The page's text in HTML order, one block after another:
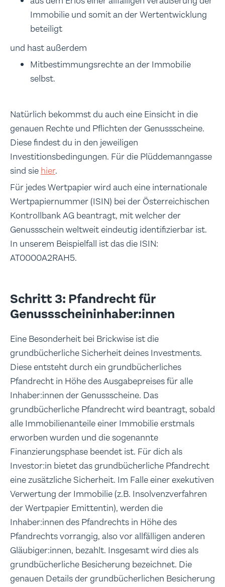
Immobilie und somit an der Wertentwicklung
beteiligt
und hast außerdem
Mitbestimmungsrechte an der Immobilie
selbst.
Natürlich bekommst du auch eine Einsicht in die
genauen Rechte und Pflichten der Genussscheine.
Diese findest du in den jeweiligen
Investitionsbedingungen. Für die Plüddemanngasse
sind sie hier.
Für jedes Wertpapier wird auch eine internationale
Wertpapiernummer (ISIN) bei der Österreichischen
Kontrollbank AG beantragt, mit welcher der
Genussschein weltweit eindeutig identifizierbar ist.
In unserem Beispielfall ist das die ISIN:
AT0000A2RAH5.
Schritt 3: Pfandrecht für
Genussscheininhaber:innen
Eine Besonderheit bei Brickwise ist die
grundbücherliche Sicherheit deines Investments.
Diese entsteht durch ein grundbücherliches
Pfandrecht in Höhe des Ausgabepreises für alle
Inhaber:innen der Genussscheine. Das
grundbücherliche Pfandrecht wird beantragt, sobald
alle Immobilienanteile einer Immobilie erstmals
erworben wurden und die sogenannte
Finanzierungsphase beendet ist. Für dich als
Investor:in bietet das grundbücherliche Pfandrecht
eine zusätzliche Sicherheit. Im Falle einer exekutiven
Verwertung der Immobilie (z.B. Insolvenzverfahren
der Wertpapier Emittentin), werden die
Inhaber:innen des Pfandrechts in Höhe des
Pfandrechts vorrangig, also vor allfälligen anderen
Gläubiger:innen, bezahlt. Insgesamt wird dies als
grundbücherliche Besicherung bezeichnet. Die
genauen Details der grundbücherlichen Besicherung